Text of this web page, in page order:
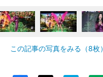
この記事の写真をみる（8枚）